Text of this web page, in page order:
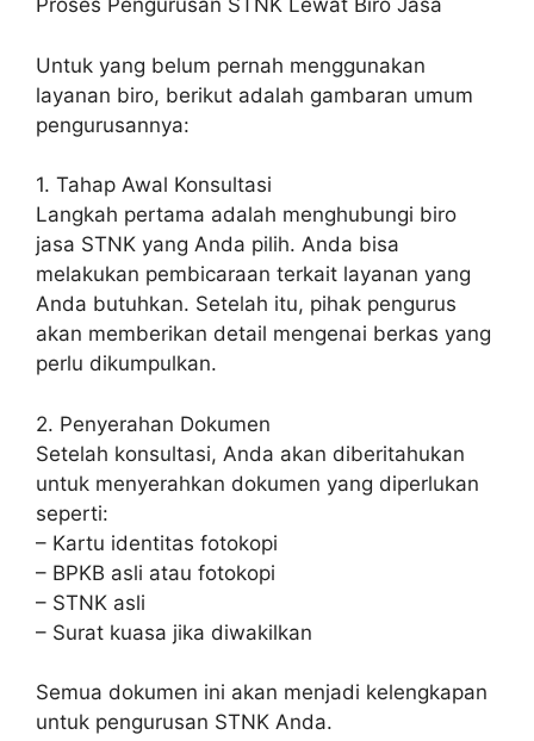
Proses Pengurusan STNK Lewat Biro Jasa
Untuk yang belum pernah menggunakan
layanan biro, berikut adalah gambaran umum
pengurusannya:
1. Tahap Awal Konsultasi
Langkah pertama adalah menghubungi biro
jasa STNK yang Anda pilih. Anda bisa
melakukan pembicaraan terkait layanan yang
Anda butuhkan. Setelah itu, pihak pengurus
akan memberikan detail mengenai berkas yang
perlu dikumpulkan.
2. Penyerahan Dokumen
Setelah konsultasi, Anda akan diberitahukan
untuk menyerahkan dokumen yang diperlukan
seperti:
– Kartu identitas fotokopi
– BPKB asli atau fotokopi
– STNK asli
– Surat kuasa jika diwakilkan
Semua dokumen ini akan menjadi kelengkapan
untuk pengurusan STNK Anda.